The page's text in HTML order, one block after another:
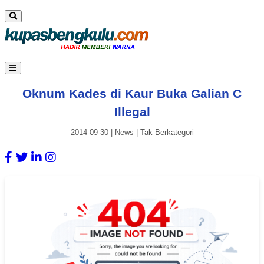
Oknum Kades di Kaur Buka Galian C
Illegal
2014-09-30| News Tak Berkategori